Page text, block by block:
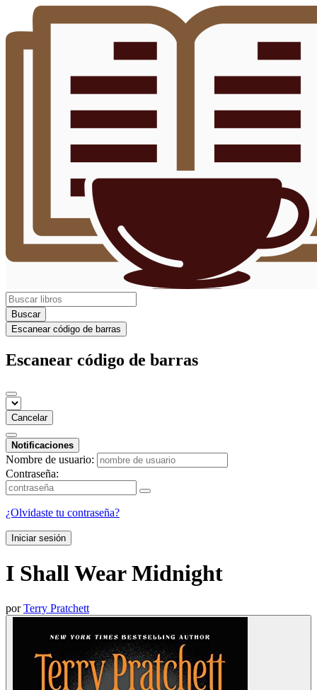
Buscar
Escanear código de barras
Escanear código de barras
Cancelar
Notificaciones
Nombre de usuario:
Contraseña:
¿Olvidaste tu contraseña?
Iniciar sesión
I Shall Wear Midnight
porTerry Pratchett